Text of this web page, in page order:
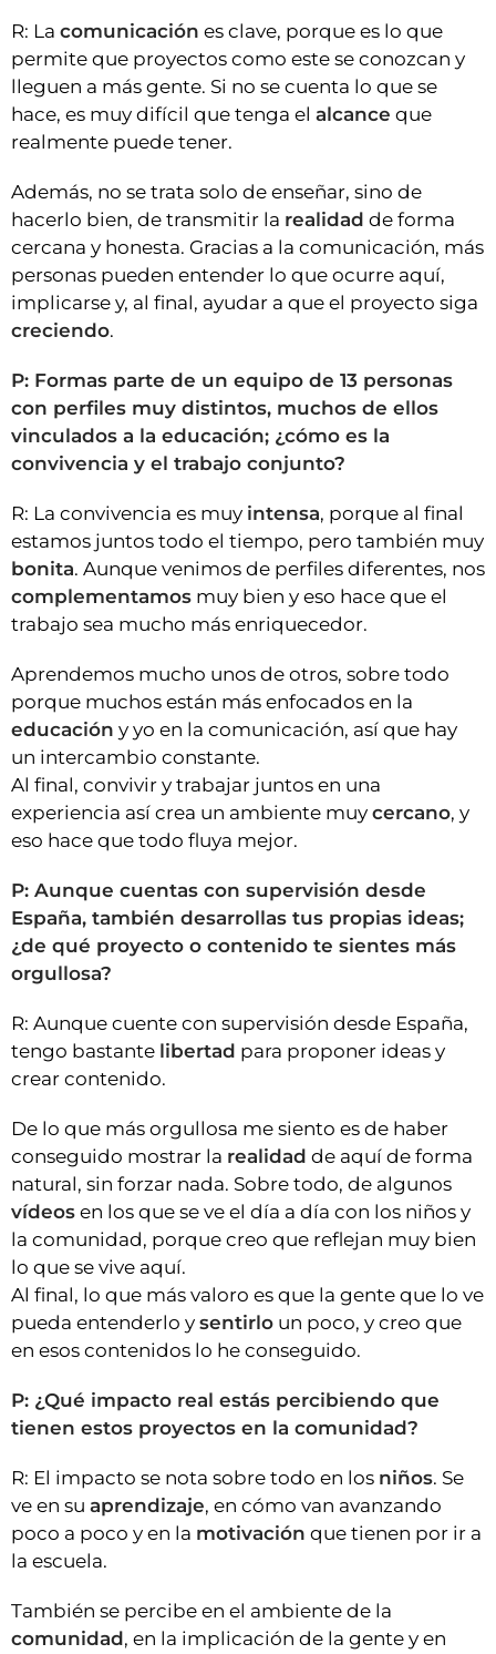
R: La comunicación es clave, porque es lo que
permite que proyectos como este se conozcan y
lleguen a más gente. Si no se cuenta lo que se
hace, es muy difícil que tenga el alcance que
realmente puede tener.
Además, no se trata solo de enseñar, sino de
hacerlo bien, de transmitir la realidad de forma
cercana y honesta. Gracias a la comunicación, más
personas pueden entender lo que ocurre aquí,
implicarse y, al final, ayudar a que el proyecto siga
creciendo.
P: Formas parte de un equipo de 13 personas
con perfiles muy distintos, muchos de ellos
vinculados a la educación; ¿cómo es la
convivencia y el trabajo conjunto?
R: La convivencia es muy intensa, porque al final
estamos juntos todo el tiempo, pero también muy
bonita. Aunque venimos de perfiles diferentes, nos
complementamos muy bien y eso hace que el
trabajo sea mucho más enriquecedor.
Aprendemos mucho unos de otros, sobre todo
porque muchos están más enfocados en la
educación y yo en la comunicación, así que hay
un intercambio constante.
Al final, convivir y trabajar juntos en una
experiencia así crea un ambiente muy cercano, y
eso hace que todo fluya mejor.
P: Aunque cuentas con supervisión desde
España, también desarrollas tus propias ideas;
¿de qué proyecto o contenido te sientes más
orgullosa?
R: Aunque cuente con supervisión desde España,
tengo bastante libertad para proponer ideas y
crear contenido.
De lo que más orgullosa me siento es de haber
conseguido mostrar la realidad de aquí de forma
natural, sin forzar nada. Sobre todo, de algunos
vídeos en los que se ve el día a día con los niños y
la comunidad, porque creo que reflejan muy bien
lo que se vive aquí.
Al final, lo que más valoro es que la gente que lo ve
pueda entenderlo y sentirlo un poco, y creo que
en esos contenidos lo he conseguido.
P: ¿Qué impacto real estás percibiendo que
tienen estos proyectos en la comunidad?
R: El impacto se nota sobre todo en los niños. Se
ve en su aprendizaje, en cómo van avanzando
poco a poco y en la motivación que tienen por ir a
la escuela.
También se percibe en el ambiente de la
comunidad, en la implicación de la gente y en